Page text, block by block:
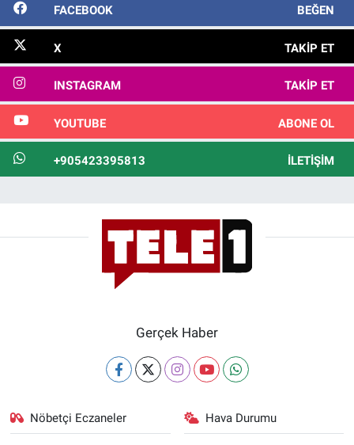
FACEBOOK BEĞEN
X TAKIP ET
INSTAGRAM TAKIP ET
YOUTUBE ABONE OL
+905423395813 İLETIŞIM
Gerçek Haber
Nöbetçi Eczaneler Hava Durumu